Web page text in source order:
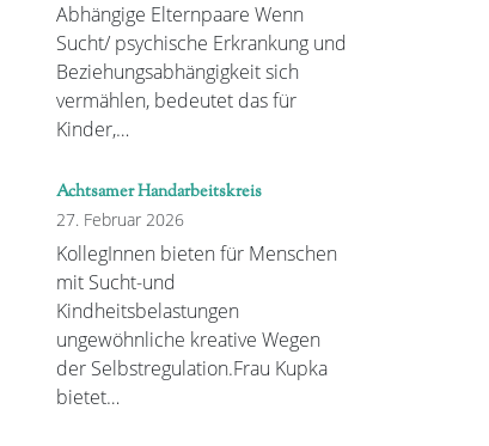
Abhängige Elternpaare Wenn
Sucht/ psychische Erkrankung und
Beziehungsabhängigkeit sich
vermählen, bedeutet das für
Kinder,…
Achtsamer Handarbeitskreis
27. Februar 2026
KollegInnen bieten für Menschen
mit Sucht-und
Kindheitsbelastungen
ungewöhnliche kreative Wegen
der Selbstregulation.Frau Kupka
bietet…